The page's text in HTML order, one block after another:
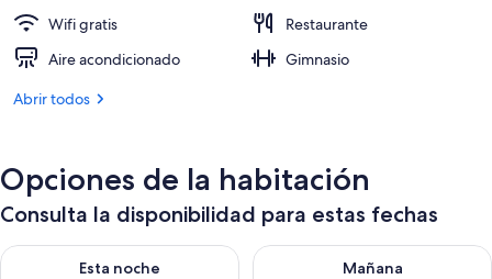
Wifi gratis
Restaurante
Aire acondicionado
Gimnasio
Abrir todos
Opciones de la habitación
Consulta la disponibilidad para estas fechas
Esta noche
Consulta la disponibilidad para esta noche, ago 8 - ago 9
Mañana
Consulta la disponibilidad